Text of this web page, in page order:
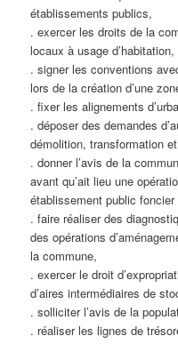
établissements publics,
. exercer les droits de la
locaux à usage d’habitation,
. signer les conventions
lors de la création d’une
. fixer les alignements
. déposer des demandes
démolition, transformation
. donner l’avis de la
avant qu’ait lieu une
établissement public foncier
. faire réaliser des
des opérations
la commune,
. exercer le droit
d’aires intermédiaires de
. solliciter l’avis de la
. réaliser les lignes de